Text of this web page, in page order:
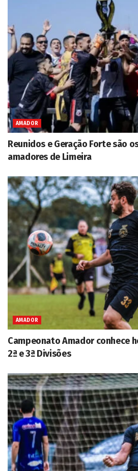
AMADOR
Reunidos e Geração Forte são
amadores de Limeira
AMADOR
Campeonato Amador conhece
2ª e 3ª Divisões